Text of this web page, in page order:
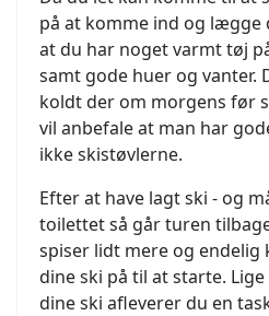
på at komme ind og lægge
at du har noget varmt tøj
samt gode huer og vanter.
koldt der om morgens før
vil anbefale at man har
ikke skistøvlerne.
Efter at have lagt ski - og
toilettet så går turen
spiser lidt mere og endelig
dine ski på til at starte.
dine ski afleverer du en